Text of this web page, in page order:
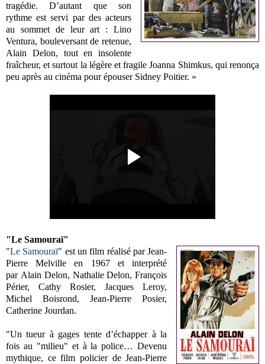
tragédie. D’autant que son
rythme est servi par des acteurs
au sommet de leur art : Lino
Ventura, bouleversant de retenue,
Alain Delon, tout en insolente
fraîcheur, et surtout la légère et fragile Joanna Shimkus, qui renonça
peu après au cinéma pour épouser Sidney Poitier. »
"Le Samouraï"
"Le Samouraï" est un film réalisé par Jean-
Pierre Melville en 1967 et interprété
par Alain Delon, Nathalie Delon, François
Périer, Cathy Rosier, Jacques Leroy,
Michel Boisrond, Jean-Pierre Posier,
Catherine Jourdan.
"Un tueur à gages tente d’échapper à la
fois au "milieu" et à la police… Devenu
mythique, ce film policier de Jean-Pierre